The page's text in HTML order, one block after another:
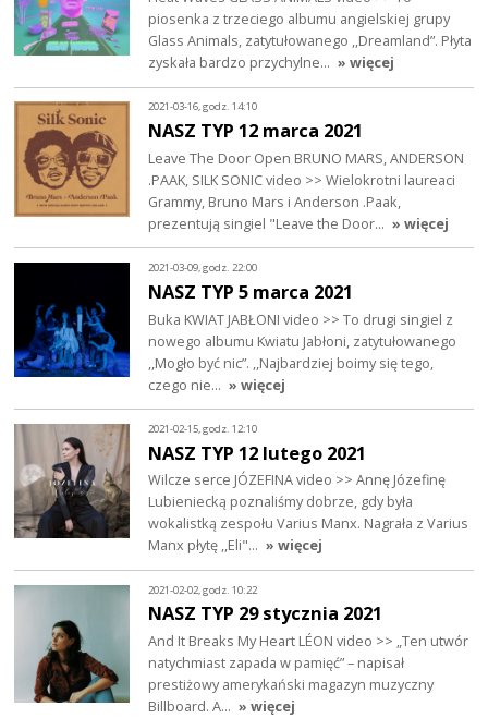
piosenka z trzeciego albumu angielskiej grupy
Glass Animals, zatytułowanego ,,Dreamland”. Płyta
zyskała bardzo przychylne… » więcej
2021-03-16, godz. 14:10
NASZ TYP 12 marca 2021
Leave The Door Open BRUNO MARS, ANDERSON
.PAAK, SILK SONIC video >> Wielokrotni laureaci
Grammy, Bruno Mars i Anderson .Paak,
prezentują singiel "Leave the Door… » więcej
2021-03-09, godz. 22:00
NASZ TYP 5 marca 2021
Buka KWIAT JABŁONI video >> To drugi singiel z
nowego albumu Kwiatu Jabłoni, zatytułowanego
,,Mogło być nic”. ,,Najbardziej boimy się tego,
czego nie… » więcej
2021-02-15, godz. 12:10
NASZ TYP 12 lutego 2021
Wilcze serce JÓZEFINA video >> Annę Józefinę
Lubieniecką poznaliśmy dobrze, gdy była
wokalistką zespołu Varius Manx. Nagrała z Varius
Manx płytę ,,Eli"… » więcej
2021-02-02, godz. 10:22
NASZ TYP 29 stycznia 2021
And It Breaks My Heart LÉON video >> „Ten utwór
natychmiast zapada w pamięć” – napisał
prestiżowy amerykański magazyn muzyczny
Billboard. A… » więcej